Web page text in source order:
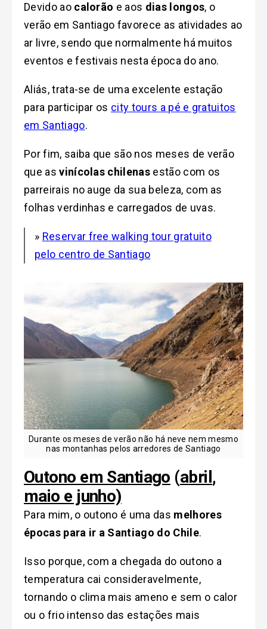
Devido ao calorão e aos dias longos, o
verão em Santiago favorece as atividades ao
ar livre, sendo que normalmente há muitos
eventos e festivais nesta época do ano.
Aliás, trata-se de uma excelente estação
para participar os city tours a pé e gratuitos
em Santiago.
Por fim, saiba que são nos meses de verão
que asvinícolas chilenas estão com os
parreirais no auge da sua beleza, com as
folhas verdinhas e carregados de uvas.
» Reservar free walking tour gratuito
pelo centro de Santiago
Durante os meses de verão não há neve nem mesmo
nas montanhas pelos arredores de Santiago
Outono em Santiago (abril,
maio e junho)
Para mim, o outono é uma das melhores
épocas para ir a Santiago do Chile.
Isso porque, com a chegada do outono a
temperatura cai consideravelmente,
tornando o clima mais ameno e sem o calor
ou o frio intenso das estações mais